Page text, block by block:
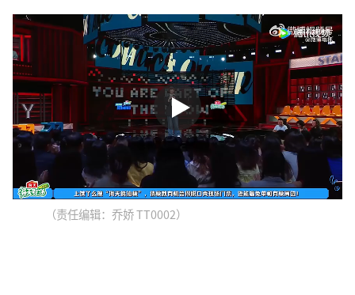
（责任编辑：乔娇 TT0002）